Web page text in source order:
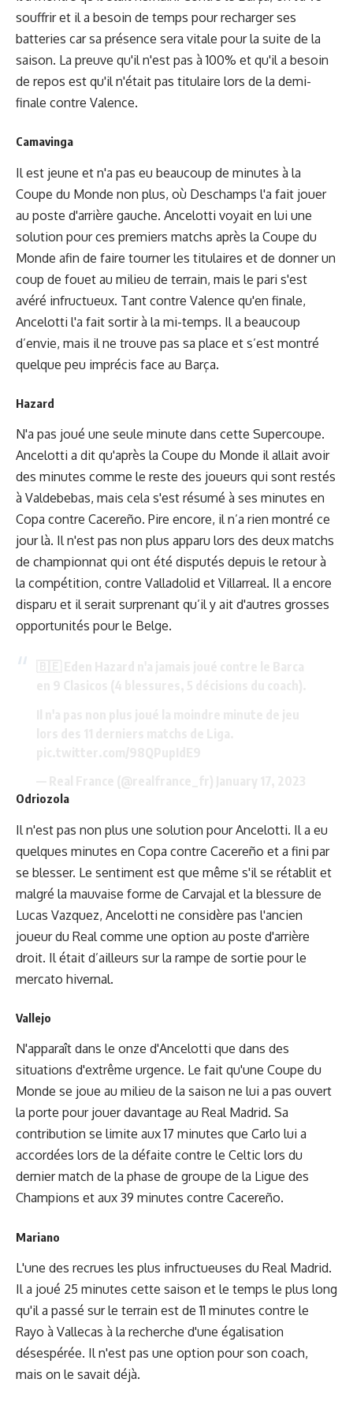
souffrir et il a besoin de temps pour recharger ses
batteries car sa présence sera vitale pour la suite de la
saison. La preuve qu'il n'est pas à 100% et qu'il a besoin
de repos est qu'il n'était pas titulaire lors de la demi-
finale contre Valence.
Camavinga
Il est jeune et n'a pas eu beaucoup de minutes à la
Coupe du Monde non plus, où Deschamps l'a fait jouer
au poste d'arrière gauche. Ancelotti voyait en lui une
solution pour ces premiers matchs après la Coupe du
Monde afin de faire tourner les titulaires et de donner un
coup de fouet au milieu de terrain, mais le pari s'est
avéré infructueux. Tant contre Valence qu'en finale,
Ancelotti l'a fait sortir à la mi-temps. Il a beaucoup
d’envie, mais il ne trouve pas sa place et s’est montré
quelque peu imprécis face au Barça.
Hazard
N'a pas joué une seule minute dans cette Supercoupe.
Ancelotti a dit qu'après la Coupe du Monde il allait avoir
des minutes comme le reste des joueurs qui sont restés
à Valdebebas, mais cela s'est résumé à ses minutes en
Copa contre Cacereño. Pire encore, il n’a rien montré ce
jour là. Il n'est pas non plus apparu lors des deux matchs
de championnat qui ont été disputés depuis le retour à
la compétition, contre Valladolid et Villarreal. Il a encore
disparu et il serait surprenant qu’il y ait d'autres grosses
opportunités pour le Belge.
Odriozola
Il n'est pas non plus une solution pour Ancelotti. Il a eu
quelques minutes en Copa contre Cacereño et a fini par
se blesser. Le sentiment est que même s'il se rétablit et
malgré la mauvaise forme de Carvajal et la blessure de
Lucas Vazquez, Ancelotti ne considère pas l'ancien
joueur du Real comme une option au poste d'arrière
droit. Il était d’ailleurs sur la rampe de sortie pour le
mercato hivernal.
Vallejo
N'apparaît dans le onze d'Ancelotti que dans des
situations d'extrême urgence. Le fait qu'une Coupe du
Monde se joue au milieu de la saison ne lui a pas ouvert
la porte pour jouer davantage au Real Madrid. Sa
contribution se limite aux 17 minutes que Carlo lui a
accordées lors de la défaite contre le Celtic lors du
dernier match de la phase de groupe de la Ligue des
Champions et aux 39 minutes contre Cacereño.
Mariano
L'une des recrues les plus infructueuses du Real Madrid.
Il a joué 25 minutes cette saison et le temps le plus long
qu'il a passé sur le terrain est de 11 minutes contre le
Rayo à Vallecas à la recherche d'une égalisation
désespérée. Il n'est pas une option pour son coach,
mais on le savait déjà.